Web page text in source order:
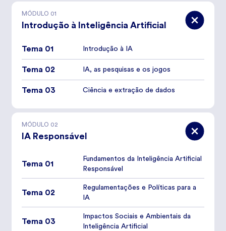
MÓDULO 01
Introdução à Inteligência Artificial
Tema 01 Introdução à IA
Tema 02 IA, as pesquisas e os jogos
Tema 03 Ciência e extração de dados
MÓDULO 02
IA Responsável
Tema 01
Fundamentos da Inteligência Artificial
Responsável
Tema 02
Regulamentações e Políticas para a
IA
Tema 03
Impactos Sociais e Ambientais da
Inteligência Artificial